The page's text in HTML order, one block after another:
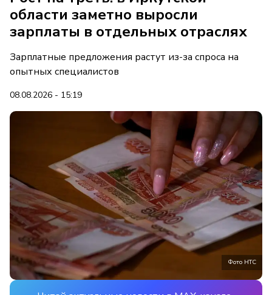
области заметно выросли
зарплаты в отдельных отраслях
Зарплатные предложения растут из-за спроса на
опытных специалистов
08.08.2026 - 15:19
Фото НТС